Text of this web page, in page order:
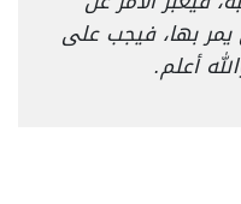
يمر بها، فيجب على
أعلم.